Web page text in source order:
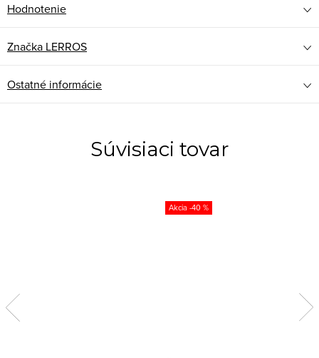
Hodnotenie
Značka LERROS
Ostatné informácie
Súvisiaci tovar
-40 %